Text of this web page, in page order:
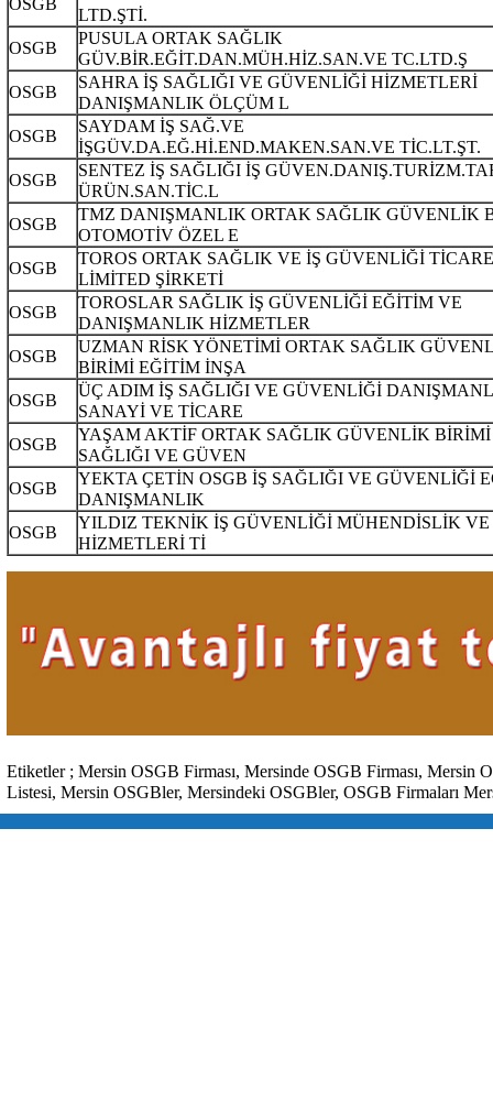
OSGB
LTD.ŞTİ.
OSGB
PUSULA ORTAK SAĞLIK
GÜV.BİR.EĞİT.DAN.MÜH.HİZ.SAN.VE TC.LTD.Ş
OSGB
SAHRA İŞ SAĞLIĞI VE GÜVENLİĞİ HİZMETLERİ
DANIŞMANLIK ÖLÇÜM L
OSGB
SAYDAM İŞ SAĞ.VE
İŞGÜV.DA.EĞ.Hİ.END.MAKEN.SAN.VE TİC.LT.ŞT.
OSGB
SENTEZ İŞ SAĞLIĞI İŞ
ÜRÜN.SAN.TİC.L
OSGB
TMZ DANIŞMANLIK ORTAK SAĞLIK GÜVENLİK
OTOMOTİV ÖZEL E
OSGB
TOROS ORTAK SAĞLIK VE İŞ GÜVENLİĞİ
LİMİTED ŞİRKETİ
OSGB
TOROSLAR SAĞLIK İŞ GÜVENLİĞİ EĞİTİM VE
DANIŞMANLIK HİZMETLER
OSGB
UZMAN RİSK YÖNETİMİ ORTAK SAĞLIK
BİRİMİ EĞİTİM İNŞA
OSGB
ÜÇ ADIM İŞ SAĞLIĞI VE GÜVENLİĞİ
SANAYİ VE TİCARE
OSGB
YAŞAM AKTİF ORTAK SAĞLIK GÜVENLİK BİRİMİ
SAĞLIĞI VE GÜVEN
OSGB
YEKTA ÇETİN OSGB İŞ SAĞLIĞI VE GÜVENLİĞİ
DANIŞMANLIK
OSGB
YILDIZ TEKNİK İŞ GÜVENLİĞİ MÜHENDİSLİK
HİZMETLERİ Tİ
Etiketler ; Mersin OSGB Firması, Mersinde OSGB Firması, Mersin
Listesi, Mersin OSGBler, Mersindeki OSGBler, OSGB Firmaları